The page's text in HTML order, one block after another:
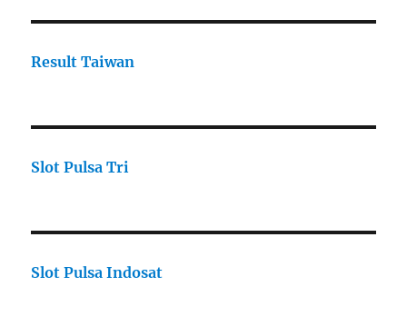
Result Taiwan
Slot Pulsa Tri
Slot Pulsa Indosat